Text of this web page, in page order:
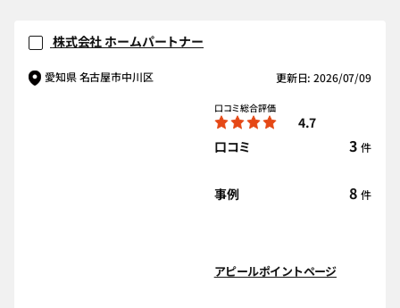
株式会社 ホームパートナー
愛知県 名古屋市中川区 更新日: 2026/07/09
口コミ総合評価
4.7
口コミ
3 件
事例 8 件
アピールポイントページ